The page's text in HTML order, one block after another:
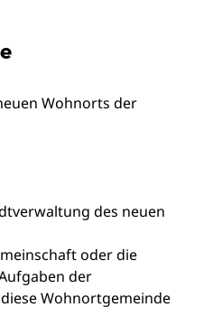
Wohnorts der
des neuen
oder die
der
Wohnortgemeinde